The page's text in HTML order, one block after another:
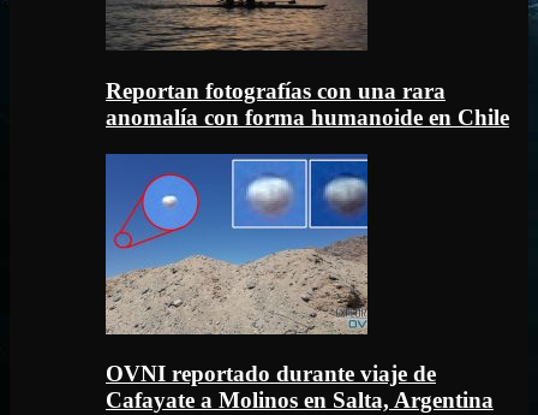
Reportan fotografías con una rara
anomalía con forma humanoide en Chile
OVNI reportado durante viaje de
Cafayate a Molinos en Salta, Argentina